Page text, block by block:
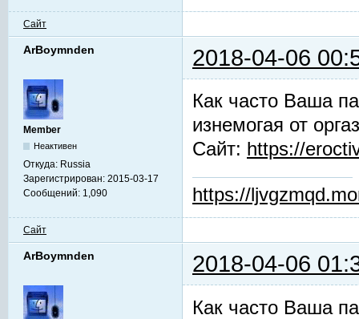
Сайт
ArBoymnden 2018-04-06
Member
Неактивен
Откуда: Russia
Зарегистрирован: 2015-03-17
Сообщений: 1,090
Как часто Ваша
изнемогая от
Сайт: https://
https://
Сайт
ArBoymnden 2018-04-06
Как часто Ваша